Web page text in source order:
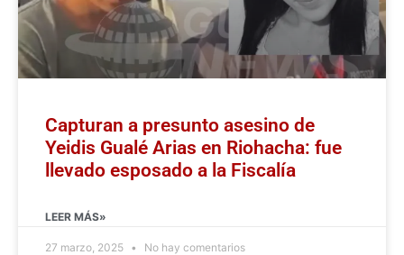
Capturan a presunto asesino de
Yeidis Gualé Arias en Riohacha: fue
llevado esposado a la Fiscalía
LEER MÁS»
27 marzo, 2025 No hay comentarios